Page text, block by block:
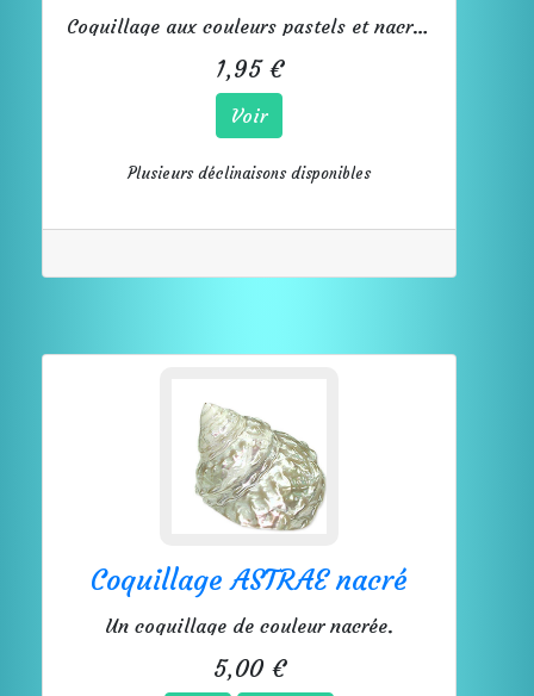
Coquillage aux couleurs pastels et nacrées.
1,95 €
Voir
Plusieurs déclinaisons disponibles
Coquillage ASTRAE nacré
Un coquillage de couleur nacrée.
5,00 €